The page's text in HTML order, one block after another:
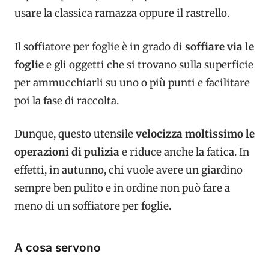
usare la classica ramazza oppure il rastrello.
Il soffiatore per foglie è in grado di soffiare via le
fogliee gli oggetti che si trovano sulla superficie
per ammucchiarli su uno o più punti e facilitare
poi la fase di raccolta.
Dunque, questo utensilevelocizza moltissimo le
operazioni di puliziae riduce anche la fatica. In
effetti, in autunno, chi vuole avere un giardino
sempre ben pulito e in ordine non può fare a
meno di un soffiatore per foglie.
A cosa servono